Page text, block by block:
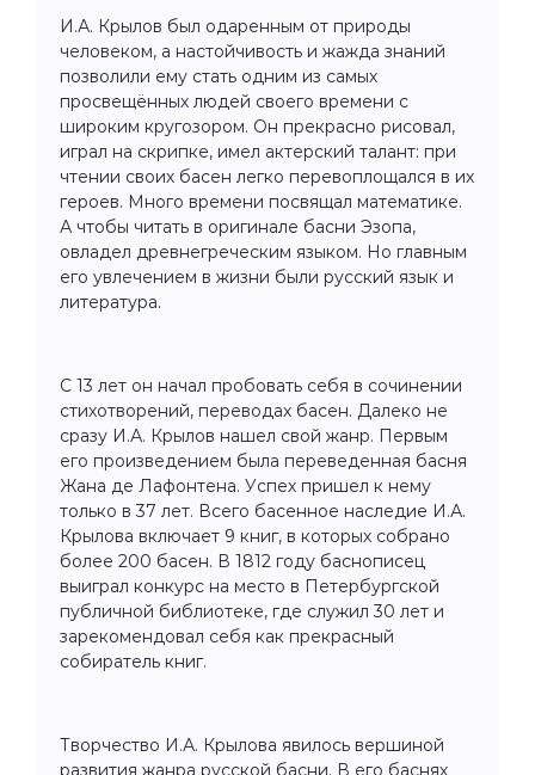
И.А. Крылов был одаренным от природы
человеком, а настойчивость и жажда знаний
позволили ему стать одним из самых
просвещённых людей своего времени с
широким кругозором. Он прекрасно рисовал,
играл на скрипке, имел актерский талант: при
чтении своих басен легко перевоплощался в их
героев. Много времени посвящал математике.
А чтобы читать в оригинале басни Эзопа,
овладел древнегреческим языком. Но главным
его увлечением в жизни были русский язык и
литература.
С 13 лет он начал пробовать себя в сочинении
стихотворений, переводах басен. Далеко не
сразу И.А. Крылов нашел свой жанр. Первым
его произведением была переведенная басня
Жана де Лафонтена. Успех пришел к нему
только в 37 лет. Всего басенное наследие И.А.
Крылова включает 9 книг, в которых собрано
более 200 басен. В 1812 году баснописец
выиграл конкурс на место в Петербургской
публичной библиотеке, где служил 30 лет и
зарекомендовал себя как прекрасный
собиратель книг.
Творчество И.А. Крылова явилось вершиной
развития жанра русской басни. В его баснях